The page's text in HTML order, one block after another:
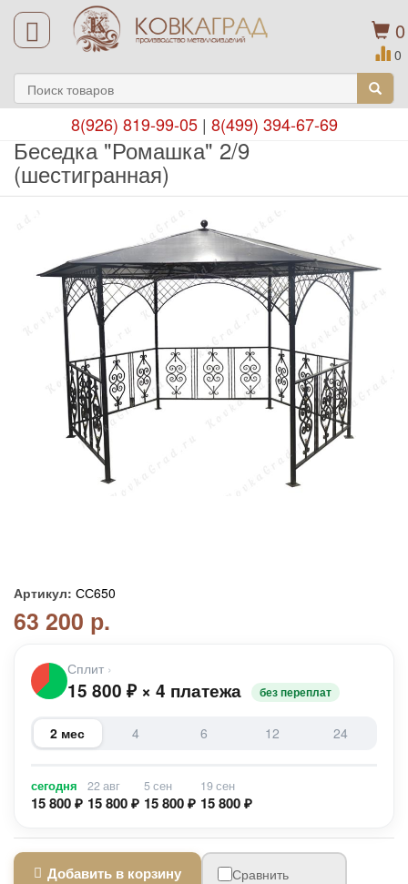
0
0
8(926) 819-99-05| 8(499) 394-67-69
Беседка "Ромашка" 2/9
(шестигранная)
Артикул: СС650
63 200 р.
Сплит ›
15 800 ₽ × 4 платежа без переплат
2 мес 4 6 12 24
сегодня
15 800 ₽
22 авг
15 800 ₽
5 сен
15 800 ₽
19 сен
15 800 ₽
Добавить в корзину Сравнить